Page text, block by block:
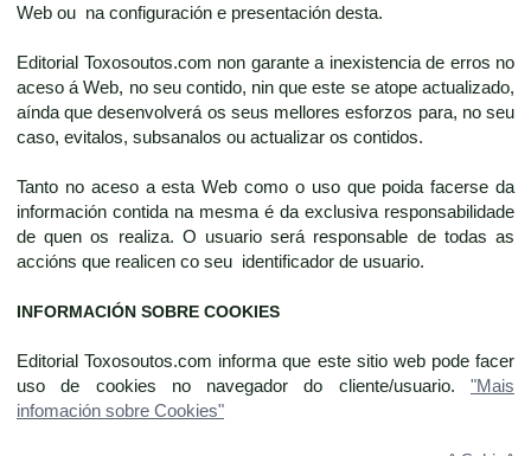
Web ou na configuración e presentación desta.
Editorial Toxosoutos.com non garante a inexistencia de erros no
aceso á Web, no seu contido, nin que este se atope actualizado,
aínda que desenvolverá os seus mellores esforzos para, no seu
caso, evitalos, subsanalos ou actualizar os contidos.
Tanto no aceso a esta Web como o uso que poida facerse da
información contida na mesma é da exclusiva responsabilidade
de quen os realiza. O usuario será responsable de todas as
accións que realicen co seu identificador de usuario.
INFORMACIÓN SOBRE COOKIES
Editorial Toxosoutos.com informa que este sitio web pode facer
uso de cookies no navegador do cliente/usuario. "Mais
infomación sobre Cookies"